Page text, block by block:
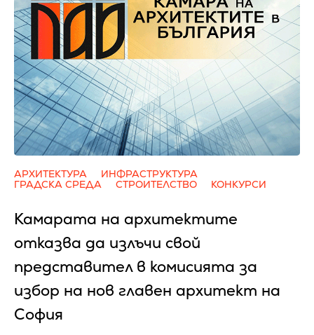
АРХИТЕКТУРА
ИНФРАСТРУКТУРА
ГРАДСКА СРЕДА
СТРОИТЕЛСТВО КОНКУРСИ
Камарата на архитектите
отказва да излъчи свой
представител в комисията за
избор на нов главен архитект на
София